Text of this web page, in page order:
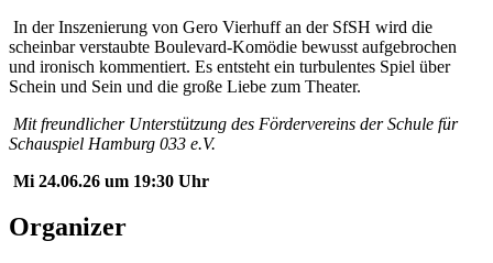
In der Inszenierung von Gero Vierhuff an der SfSH wird die
scheinbar verstaubte Boulevard-Komödie bewusst aufgebrochen
und ironisch kommentiert. Es entsteht ein turbulentes Spiel über
Schein und Sein und die große Liebe zum Theater.
Mit freundlicher Unterstützung des Fördervereins der Schule für
Schauspiel Hamburg 033 e.V.
Mi 24.06.26 um 19:30 Uhr
Organizer